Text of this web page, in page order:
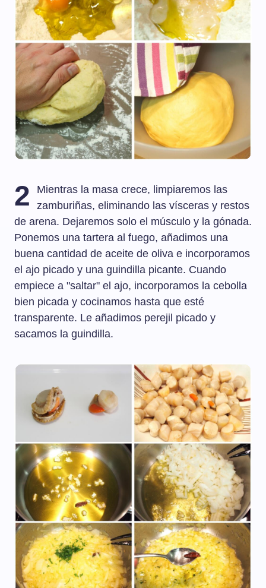
2
Mientras la masa crece, limpiaremos las
zamburiñas, eliminando las vísceras y restos
de arena. Dejaremos solo el músculo y la gónada.
Ponemos una tartera al fuego, añadimos una
buena cantidad de aceite de oliva e incorporamos
el ajo picado y una guindilla picante. Cuando
empiece a "saltar" el ajo, incorporamos la cebolla
bien picada y cocinamos hasta que esté
transparente. Le añadimos perejil picado y
sacamos la guindilla.